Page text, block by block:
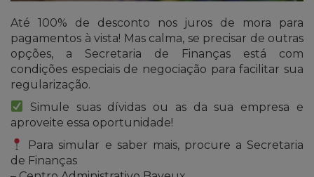
Até 100% de desconto nos juros de mora para
pagamentos à vista! Mas calma, se precisar de outras
opções, a Secretaria de Finanças está com
condições especiais de negociação para facilitar sua
regularização.
Simule suas dívidas ou as da sua empresa e
aproveite essa oportunidade!
Para simular e saber mais, procure a Secretaria
de Finanças